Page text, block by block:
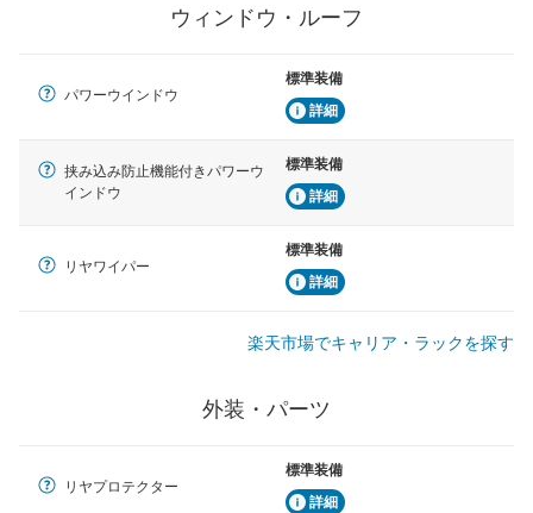
ウィンドウ・ルーフ
パワーウインドウ
標準装備
詳細
挟み込み防止機能付きパワーウ
インドウ
標準装備
詳細
リヤワイパー
標準装備
詳細
楽天市場でキャリア・ラックを探す
外装・パーツ
リヤプロテクター
標準装備
詳細